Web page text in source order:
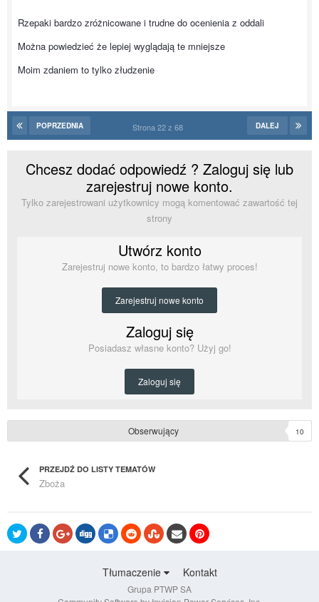
Rzepaki bardzo zróżnicowane i trudne do ocenienia z oddali
Można powiedzieć że lepiej wyglądają te mniejsze
Moim zdaniem to tylko złudzenie
POPRZEDNIA DALEJ
Strona 22 z 68
Chcesz dodać odpowiedź ? Zaloguj się lub
zarejestruj nowe konto.
Tylko zarejestrowani użytkownicy mogą komentować zawartość tej
strony
Utwórz konto
Zarejestruj nowe konto, to bardzo łatwy proces!
Zarejestruj nowe konto
Zaloguj się
Posiadasz własne konto? Użyj go!
Zaloguj się
Obserwujący 10
PRZEJDŹ DO LISTY TEMATÓW
Zboża
Tłumaczenie Kontakt
Grupa PTWP SA